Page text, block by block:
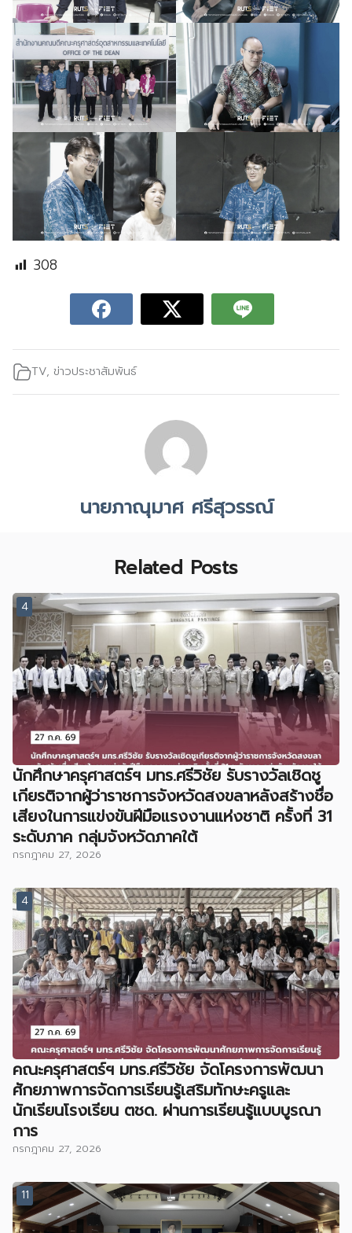
308
TV, ข่าวประชาสัมพันธ์
นายภาณุมาศ ศรีสุวรรณ์
Related Posts
4
นักศึกษาครุศาสตร์ฯ มทร.ศรีวิชัย รับรางวัลเชิดชู
เกียรติจากผู้ว่าราชการจังหวัดสงขลาหลังสร้างชื่อ
เสียงในการแข่งขันฝีมือแรงงานแห่งชาติ ครั้งที่ 31
ระดับภาค กลุ่มจังหวัดภาคใต้
กรกฎาคม 27, 2026
4
คณะครุศาสตร์ฯ มทร.ศรีวิชัย จัดโครงการพัฒนา
ศักยภาพการจัดการเรียนรู้เสริมทักษะครูและ
นักเรียนโรงเรียน ตชด. ผ่านการเรียนรู้แบบบูรณา
การ
กรกฎาคม 27, 2026
11